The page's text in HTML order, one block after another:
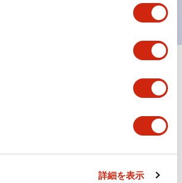
詳細を表示
ァイル
ースイッチ／CSシリーズカムスイッチ